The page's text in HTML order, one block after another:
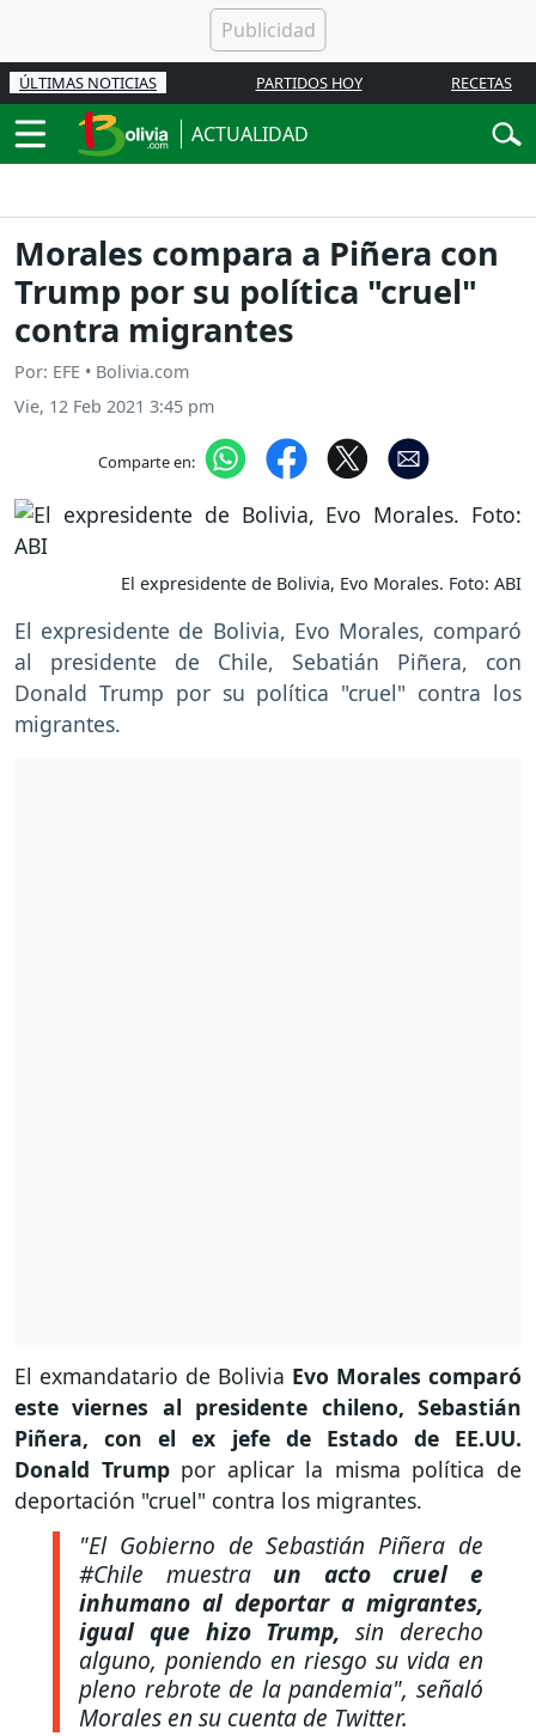
ÚLTIMAS NOTICIAS PARTIDOS HOY RECETAS
ACTUALIDAD
Morales compara a Piñera con
Trump por su política "cruel"
contra migrantes
Por: EFE • Bolivia.com
Vie, 12 Feb 2021 3:45 pm
Comparte en:
El expresidente de Bolivia, Evo Morales. Foto: ABI
El expresidente de Bolivia, Evo Morales, comparó
al presidente de Chile, Sebatián Piñera, con
Donald Trump por su política "cruel" contra los
migrantes.
El exmandatario de Bolivia Evo Morales comparó
este viernes al presidente chileno, Sebastián
Piñera, con el ex jefe de Estado de EE.UU.
Donald Trump por aplicar la misma política de
deportación "cruel" contra los migrantes.
"El Gobierno de Sebastián Piñera de
#Chile muestraun acto cruel e
inhumano al deportar a migrantes,
igual que hizo Trump, sin derecho
alguno, poniendo en riesgo su vida en
pleno rebrote de la pandemia", señaló
Morales en su cuenta de Twitter.